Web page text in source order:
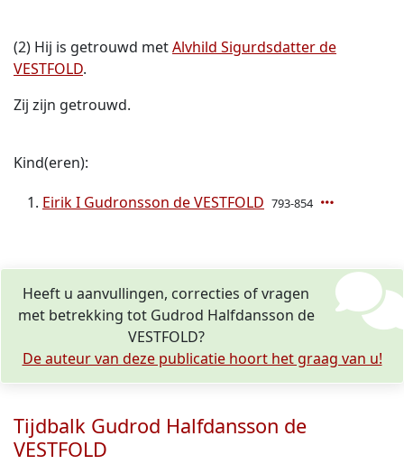
(2) Hij is getrouwd metAlvhild Sigurdsdatter de
VESTFOLD.
Zij zijn getrouwd.
Kind(eren):
Eirik I Gudronsson de VESTFOLD 793-854
Heeft u aanvullingen, correcties of vragen
met betrekking tot Gudrod Halfdansson de
VESTFOLD?
De auteur van deze publicatie hoort het graag van u!
Tijdbalk Gudrod Halfdansson de
VESTFOLD